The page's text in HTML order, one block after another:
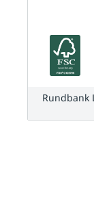
Rundbank